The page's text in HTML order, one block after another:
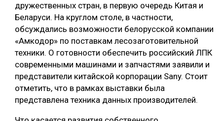
дружественных стран, в первую очередь Китая и
Беларуси. На круглом столе, в частности,
обсуждались возможности белорусской компании
«Амкодор» по поставкам лесозаготовительной
техники. О готовности обеспечить российский ЛПК
современными машинами и запчастями заявили и
представители китайской корпорации Sany. Стоит
отметить, что в рамках выставки была
представлена техника данных производителей.